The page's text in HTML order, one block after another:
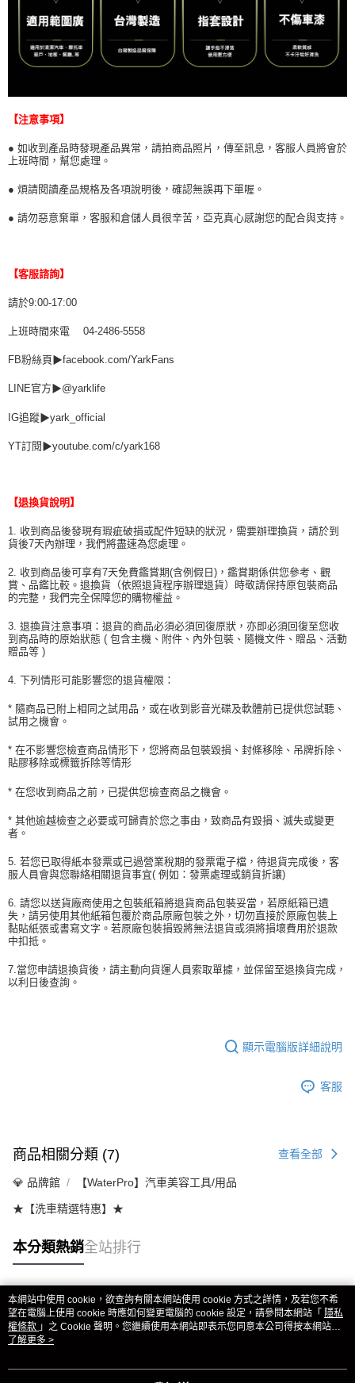
【注意事項】
● 如收到產品時發現產品異常，請拍商品照片，傳至訊息，客服人員將會於
上班時間，幫您處理。
● 煩請閱讀產品規格及各項說明後，確認無誤再下單喔。
● 請勿惡意棄單，客服和倉儲人員很辛苦，亞克真心感謝您的配合與支持。
【客服諮詢】
請於9:00-17:00
上班時間來電 04-2486-5558
FB粉絲頁▶facebook.com/YarkFans
LINE官方▶@yarklife
IG追蹤▶yark_official
YT訂閱▶youtube.com/c/yark168
【退換貨說明】
1. 收到商品後發現有瑕疵破損或配件短缺的狀況，需要辦理換貨，請於到
貨後7天內辦理，我們將盡速為您處理。
2. 收到商品後可享有7天免費鑑賞期(含例假日)，鑑賞期係供您參考、觀
賞、品鑑比較。退換貨（依照退貨程序辦理退貨）時敬請保持原包裝商品
的完整，我們完全保障您的購物權益。
3. 退換貨注意事項：退貨的商品必須必須回復原狀，亦即必須回復至您收
到商品時的原始狀態 ( 包含主機、附件、內外包裝、隨機文件、贈品、活動
贈品等 )
4. 下列情形可能影響您的退貨權限：
* 隨商品已附上相同之試用品，或在收到影音光碟及軟體前已提供您試聽、
試用之機會。
* 在不影響您檢查商品情形下，您將商品包裝毀損、封條移除、吊牌拆除、
貼膠移除或標籤拆除等情形
* 在您收到商品之前，已提供您檢查商品之機會。
* 其他逾越檢查之必要或可歸責於您之事由，致商品有毀損、滅失或變更
者。
5. 若您已取得紙本發票或已過營業稅期的發票電子檔，待退貨完成後，客
服人員會與您聯絡相關退貨事宜( 例如：發票處理或銷貨折讓)
6. 請您以送貨廠商使用之包裝紙箱將退貨商品包裝妥當，若原紙箱已遺
失，請另使用其他紙箱包覆於商品原廠包裝之外，切勿直接於原廠包裝上
黏貼紙張或書寫文字。若原廠包裝損毀將無法退貨或須將損壞費用於退款
中扣抵。
7.當您申請退換貨後，請主動向貨運人員索取單據，並保留至退換貨完成，
以利日後查詢。
顯示電腦版詳細說明
客服
商品相關分類 (7) 查看全部
💎 品牌館 【WaterPro】汽車美容工具/用品
★【洗車精選特惠】★
本分類熱銷全站排行
熱門標籤
本網站中使用 cookie，欲查詢有關本網站使用 cookie 方式之詳情，及若您不希
望在電腦上使用 cookie 時應如何變更電腦的 cookie 設定，請參閱本網站「 隱私
權條款 」之 Cookie 聲明。您繼續使用本網站即表示您同意本公司得按本網站使
用條款之 Cookie 聲明使用 cookie。
了解更多 >